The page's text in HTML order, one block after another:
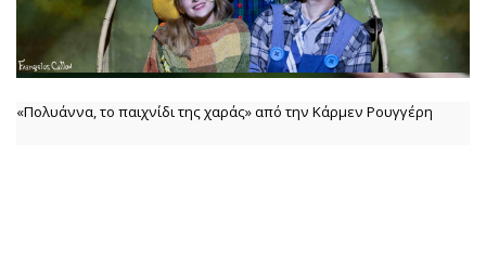
«Πολυάννα, το παιχνίδι της χαράς» από την Κάρμεν Ρουγγέρη